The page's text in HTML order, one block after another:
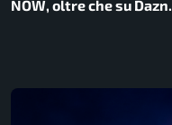
NOW, oltre che su Dazn.